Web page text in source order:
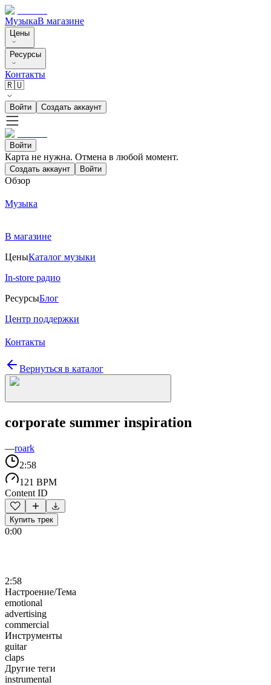
МузыкаВ магазине
Цены
Ресурсы
Контакты
🇷🇺
Войти Создать аккаунт
Войти
Карта не нужна. Отмена в любой момент.
Создать аккаунт Войти
Обзор
Музыка
В магазине
ЦеныКаталог музыки
In-store радио
РесурсыБлог
Центр поддержки
Контакты
Вернуться в каталог
corporate summer inspiration
—roark
2:58
121 BPM
Content ID
Купить трек
0:00
2:58
Настроение/Тема
emotional
advertising
commercial
Инструменты
guitar
claps
Другие теги
instrumental